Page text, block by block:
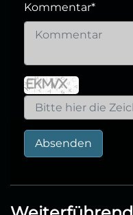
Kommentar*
Absenden